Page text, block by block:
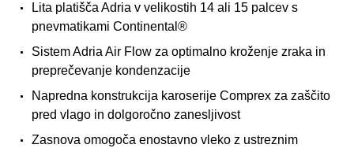
Lita platišča Adria v velikostih 14 ali 15 palcev s
pnevmatikami Continental®
Sistem Adria Air Flow za optimalno kroženje zraka in
preprečevanje kondenzacije
Napredna konstrukcija karoserije Comprex za zaščito
pred vlago in dolgoročno zanesljivost
Zasnova omogoča enostavno vleko z ustreznim